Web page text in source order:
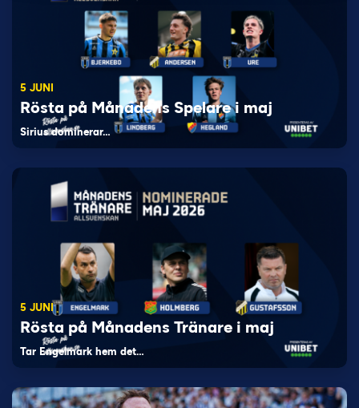
5 JUNI
Rösta på Månadens Spelare i maj
Sirius dominerar…
5 JUNI
Rösta på Månadens Tränare i maj
Tar Engelmark hem det…